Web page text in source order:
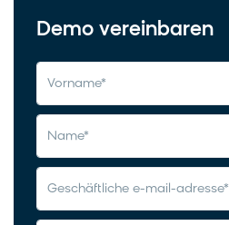
Demo vereinbaren
vorname*
name*
geschäftliche e-mail-adresse*